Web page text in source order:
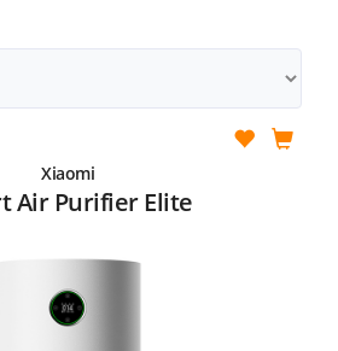
Xiaomi
Air Purifier Elite